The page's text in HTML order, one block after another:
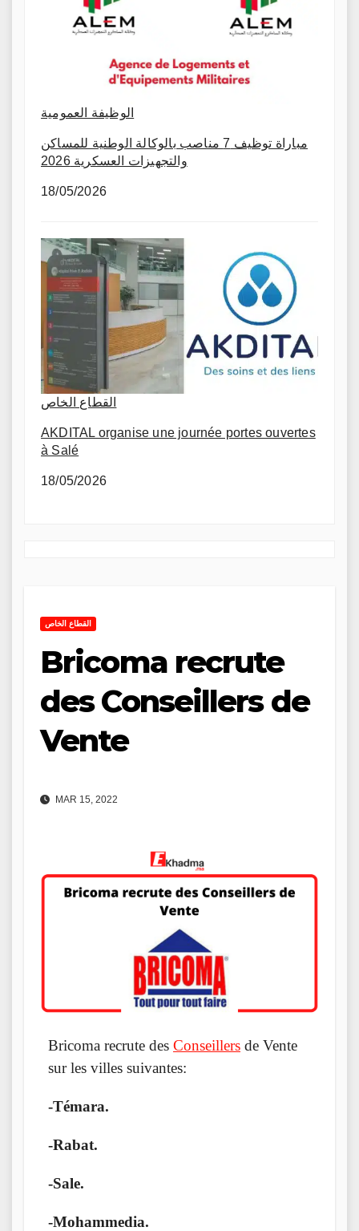
الوظيفة العمومية
مباراة توظيف 7 مناصب بالوكالة الوطنية للمساكن
والتجهيزات العسكرية 2026
18/05/2026
القطاع الخاص
AKDITAL organise une journée portes ouvertes
à Salé
18/05/2026
القطاع الخاص
Bricoma recrute
des Conseillers de
Vente
MAR 15, 2022
Bricoma recrute des Conseillers de Vente
sur les villes suivantes:
-Témara.
-Rabat.
-Sale.
-Mohammedia.